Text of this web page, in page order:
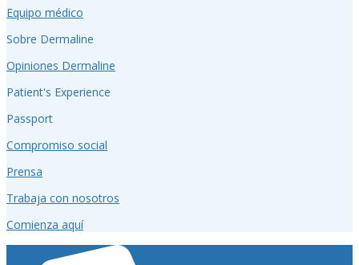
Equipo médico
Sobre Dermaline
Opiniones Dermaline
Patient's Experience
Passport
Compromiso social
Prensa
Trabaja con nosotros
Comienza aquí